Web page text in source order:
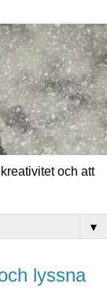
och att
▼
lyssna